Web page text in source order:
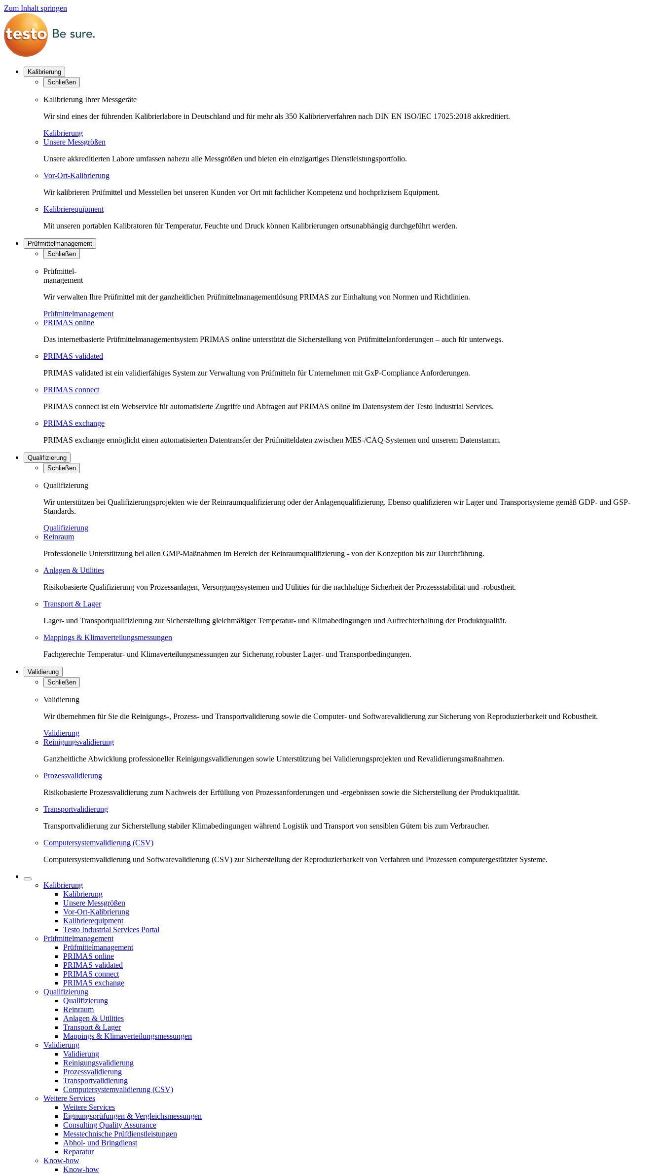
Zum Inhalt springen
Kalibrierung
Schließen
Kalibrierung Ihrer Messgeräte
Wir sind eines der führenden Kalibrierlabore in Deutschland und für mehr als 350 Kalibrierverfahren nach DIN EN ISO/IEC 17025:2018 akkreditiert.
Kalibrierung
Unsere Messgrößen
Unsere akkreditierten Labore umfassen nahezu alle Messgrößen und bieten ein einzigartiges Dienstleistungsportfolio.
Vor-Ort-Kalibrierung
Wir kalibrieren Prüfmittel und Messtellen bei unseren Kunden vor Ort mit fachlicher Kompetenz und hochpräzisem Equipment.
Kalibrierequipment
Mit unseren portablen Kalibratoren für Temperatur, Feuchte und Druck können Kalibrierungen ortsunabhängig durchgeführt werden.
Prüfmittelmanagement
Schließen
Prüfmittel-
management
Wir verwalten Ihre Prüfmittel mit der ganzheitlichen Prüfmittelmanagementlösung PRIMAS zur Einhaltung von Normen und Richtlinien.
Prüfmittelmanagement
PRIMAS online
Das internetbasierte Prüfmittelmanagementsystem PRIMAS online unterstützt die Sicherstellung von Prüfmittelanforderungen – auch für unterwegs.
PRIMAS validated
PRIMAS validated ist ein validierfähiges System zur Verwaltung von Prüfmitteln für Unternehmen mit GxP-Compliance Anforderungen.
PRIMAS connect
PRIMAS connect ist ein Webservice für automatisierte Zugriffe und Abfragen auf PRIMAS online im Datensystem der Testo Industrial Services.
PRIMAS exchange
PRIMAS exchange ermöglicht einen automatisierten Datentransfer der Prüfmitteldaten zwischen MES-/CAQ-Systemen und unserem Datenstamm.
Qualifizierung
Schließen
Qualifizierung
Wir unterstützen bei Qualifizierungsprojekten wie der Reinraumqualifizierung oder der Anlagenqualifizierung. Ebenso qualifizieren wir Lager und Transportsysteme gemäß GDP- und GSP-
Standards.
Qualifizierung
Reinraum
Professionelle Unterstützung bei allen GMP-Maßnahmen im Bereich der Reinraumqualifizierung - von der Konzeption bis zur Durchführung.
Anlagen & Utilities
Risikobasierte Qualifizierung von Prozessanlagen, Versorgungssystemen und Utilities für die nachhaltige Sicherheit der Prozessstabilität und -robustheit.
Transport & Lager
Lager- und Transportqualifizierung zur Sicherstellung gleichmäßiger Temperatur- und Klimabedingungen und Aufrechterhaltung der Produktqualität.
Mappings & Klimaverteilungsmessungen
Fachgerechte Temperatur- und Klimaverteilungsmessungen zur Sicherung robuster Lager- und Transportbedingungen.
Validierung
Schließen
Validierung
Wir übernehmen für Sie die Reinigungs-, Prozess- und Transportvalidierung sowie die Computer- und Softwarevalidierung zur Sicherung von Reproduzierbarkeit und Robustheit.
Validierung
Reinigungsvalidierung
Ganzheitliche Abwicklung professioneller Reinigungsvalidierungen sowie Unterstützung bei Validierungsprojekten und Revalidierungsmaßnahmen.
Prozessvalidierung
Risikobasierte Prozessvalidierung zum Nachweis der Erfüllung von Prozessanforderungen und -ergebnissen sowie die Sicherstellung der Produktqualität.
Transportvalidierung
Transportvalidierung zur Sicherstellung stabiler Klimabedingungen während Logistik und Transport von sensiblen Gütern bis zum Verbraucher.
Computersystemvalidierung (CSV)
Computersystemvalidierung und Softwarevalidierung (CSV) zur Sicherstellung der Reproduzierbarkeit von Verfahren und Prozessen computergestützter Systeme.
Kalibrierung
Kalibrierung
Unsere Messgrößen
Vor-Ort-Kalibrierung
Kalibrierequipment
Testo Industrial Services Portal
Prüfmittelmanagement
Prüfmittelmanagement
PRIMAS online
PRIMAS validated
PRIMAS connect
PRIMAS exchange
Qualifizierung
Qualifizierung
Reinraum
Anlagen & Utilities
Transport & Lager
Mappings & Klimaverteilungsmessungen
Validierung
Validierung
Reinigungsvalidierung
Prozessvalidierung
Transportvalidierung
Computersystemvalidierung (CSV)
Weitere Services
Weitere Services
Eignungsprüfungen & Vergleichsmessungen
Consulting Quality Assurance
Messtechnische Prüfdienstleistungen
Abhol- und Bringdienst
Reparatur
Know-how
Know-how